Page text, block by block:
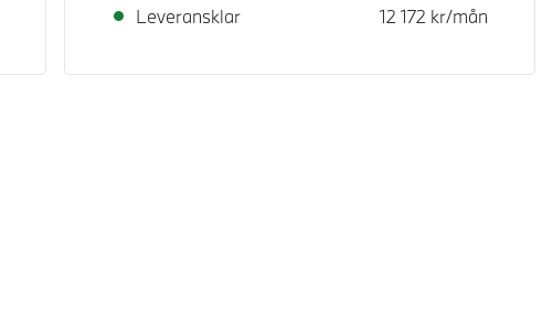
Leveransklar
12 172 kr/mån